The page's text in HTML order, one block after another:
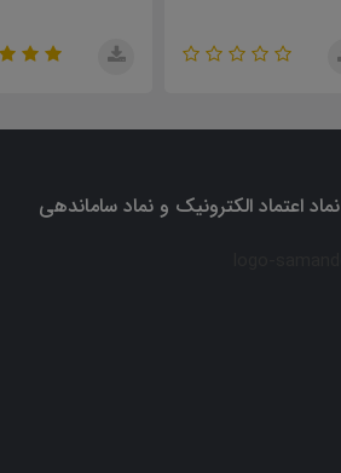
نماد اعتماد الکترونیک و نماد ساماندهی